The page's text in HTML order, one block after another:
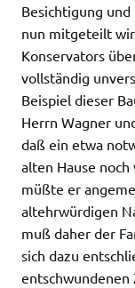
Besichtigung
nun mitgeteilt
Konservators
vollständig
Beispiel dieser
Herrn Wagner
daß ein etwa
alten Hause
müßte er
altehrwürdigen
muß daher der
sich dazu
entschwundenen